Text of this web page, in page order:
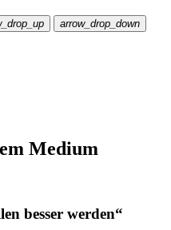
arrow_drop_down
Medium
besser werden“